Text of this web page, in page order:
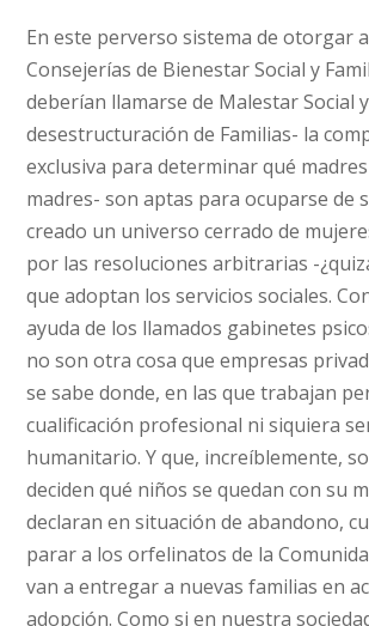
En este perverso sistema de otorgar
Consejerías de Bienestar Social y
deberían llamarse de Malestar Social y
desestructuración de Familias- la
exclusiva para determinar qué
madres- son aptas para ocuparse de
creado un universo cerrado de
por las resoluciones arbitrarias -
que adoptan los servicios sociales.
ayuda de los llamados gabinetes
no son otra cosa que empresas
se sabe donde, en las que trabajan
cualificación profesional ni siquiera
humanitario. Y que, increíblemente,
deciden qué niños se quedan con su
declaran en situación de abandono,
parar a los orfelinatos de la
van a entregar a nuevas familias en
adopción. Como si en nuestra